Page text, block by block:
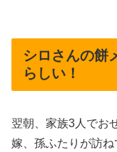
シロさんの餅
らしい！
翌朝、家族3人でお
嫁、孫ふたりが訪ね